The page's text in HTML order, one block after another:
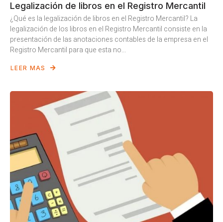
Legalización de libros en el Registro Mercantil
¿Qué es la legalización de libros en el Registro Mercantil? La
legalización de los libros en el Registro Mercantil consiste en la
presentación de las anotaciones contables de la empresa en el
Registro Mercantil para que esta no...
LEER MAS